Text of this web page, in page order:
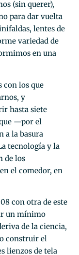
(sin querer),
para dar vuelta
lentes de
variedad de
en una
con los que
y
hasta siete
—por el
la basura
tecnología y la
de los
el comedor, en
con otra de este
un mínimo
de la ciencia,
construir el
lienzos de tela